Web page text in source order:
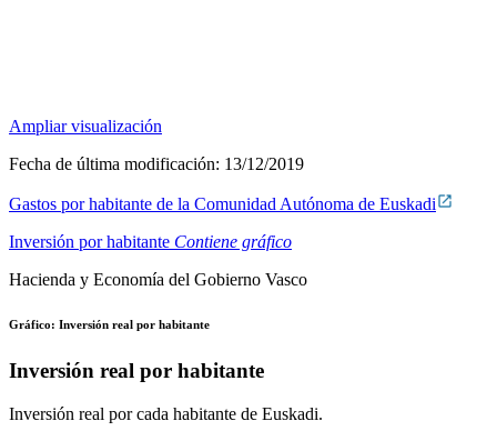
Ampliar visualización
Fecha de última modificación: 13/12/2019
Gastos por habitante de la Comunidad Autónoma de Euskadi
Inversión por habitante Contiene gráfico
Hacienda y Economía del Gobierno Vasco
Gráfico: Inversión real por habitante
Inversión real por habitante
Inversión real por cada habitante de Euskadi.